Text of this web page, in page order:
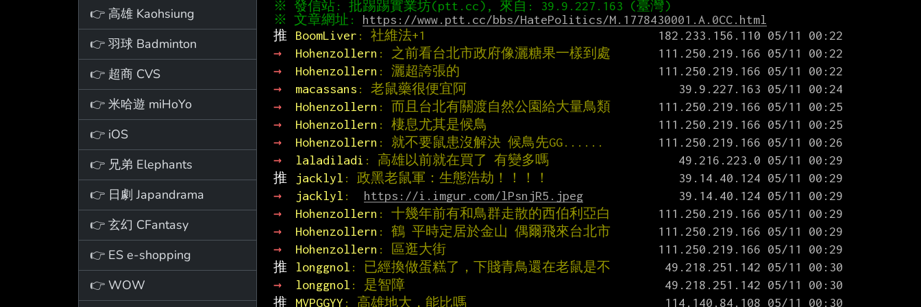
👉 高雄 Kaohsiung
👉 羽球 Badminton
👉 超商 CVS
👉 米哈遊 miHoYo
👉 iOS
👉 兄弟 Elephants
👉 日劇 Japandrama
👉 玄幻 CFantasy
👉 ES e-shopping
👉 WOW
※ 文章網址: https://www.ptt.cc/bbs/HatePolitics/M.1778430001.A.0CC.html
推
BoomLiver : 社維法+1
→
Hohenzollern : 之前看台北市政府像灑糖果一樣到處
→
Hohenzollern : 灑超誇張的
→
macassans : 老鼠藥很便宜阿
→
Hohenzollern : 而且台北有關渡自然公園給大量鳥類
→
Hohenzollern : 棲息尤其是候鳥
→
Hohenzollern : 就不要鼠患沒解決 候鳥先GG......
→
laladiladi : 高雄以前就在買了 有變多嗎
推
jacklyl : 政黑老鼠軍：生態浩劫！！！！
→
jacklyl : https://i.imgur.com/lPsnjR5.jpeg
→
Hohenzollern : 十幾年前有和鳥群走散的西伯利亞白
→
Hohenzollern : 鶴 平時定居於金山 偶爾飛來台北市
→
Hohenzollern : 區逛大街
推
longgnol : 已經換做蛋糕了，下賤青鳥還在老鼠是不
→
longgnol : 是智障
推
MVPGGYY : 高雄地大，能比嗎